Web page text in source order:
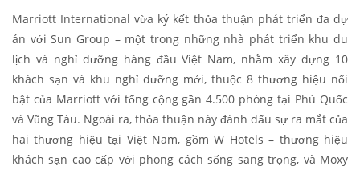
Marriott International vừa ký kết thỏa thuận phát triển đa dự
án với Sun Group – một trong những nhà phát triển khu du
lịch và nghỉ dưỡng hàng đầu Việt Nam, nhằm xây dựng 10
khách sạn và khu nghỉ dưỡng mới, thuộc 8 thương hiệu nổi
bật của Marriott với tổng cộng gần 4.500 phòng tại Phú Quốc
và Vũng Tàu. Ngoài ra, thỏa thuận này đánh dấu sự ra mắt của
hai thương hiệu tại Việt Nam, gồm W Hotels – thương hiệu
khách sạn cao cấp với phong cách sống sang trọng, và Moxy